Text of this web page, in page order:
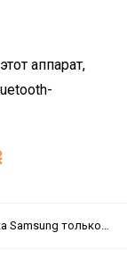
аппарат,
только для Китая